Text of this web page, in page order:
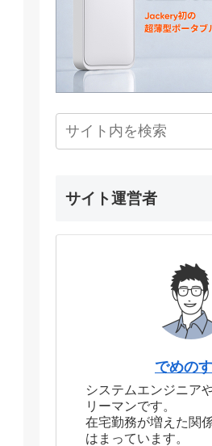
サイト運営者
でめの
システムエンジニア
リーマンです。
在宅勤務が増えた関
はまっています。